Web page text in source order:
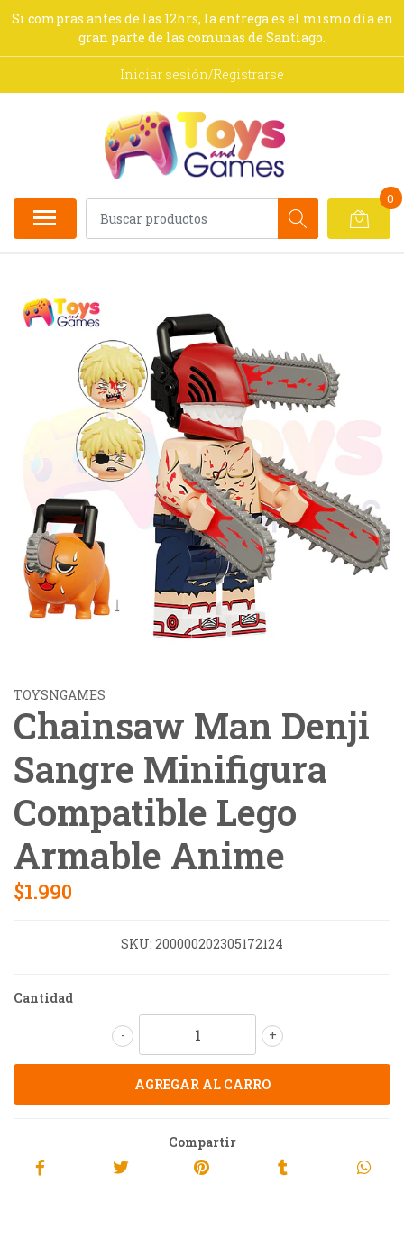
Si compras antes de las 12hrs, la entrega es el mismo día en
gran parte de las comunas de Santiago.
Iniciar sesión/Registrarse
0
TOYSNGAMES
Chainsaw Man Denji
Sangre Minifigura
Compatible Lego
Armable Anime
$1.990
SKU: 200000202305172124
Cantidad
+
-
Compartir